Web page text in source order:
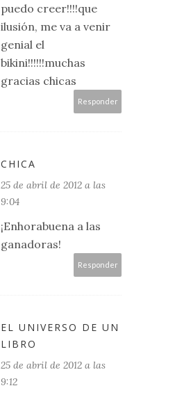
puedo creer!!!!que
ilusión, me va a venir
genial el
bikini!!!!!!muchas
gracias chicas
Responder
CHICA
25 de abril de 2012 a las
9:04
¡Enhorabuena a las
ganadoras!
Responder
EL UNIVERSO DE UN
LIBRO
25 de abril de 2012 a las
9:12